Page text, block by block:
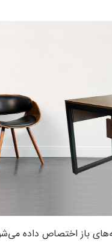
باز اختصاص داده